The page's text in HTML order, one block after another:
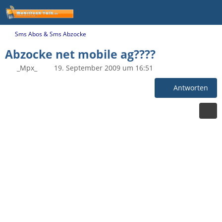
Sms Abos & Sms Abzocke
Abzocke net mobile ag????
_Mpx_ 19. September 2009 um 16:51
Antworten